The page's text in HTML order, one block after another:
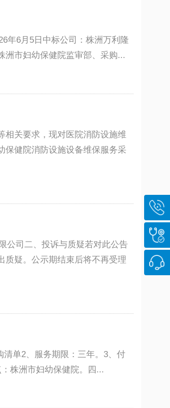
年6月5日中标公司：株洲万利隆
洲市妇幼保健院监审部、采购...
相关要求，现对医院消防设施维
保健院消防设施设备维保服务采
公司二、投诉与质疑若对此公告
质疑。公示期结束后将不再受理
单2、服务期限：三年。3、付
株洲市妇幼保健院。四...